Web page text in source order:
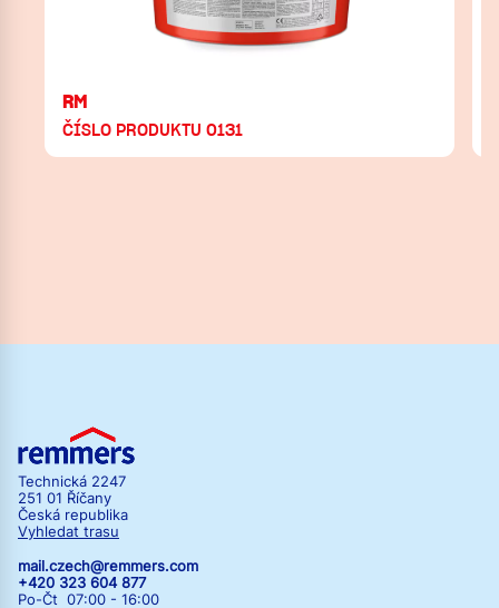
RM
ČÍSLO PRODUKTU 0131
Technická 2247
251 01 Říčany
Česká republika
Vyhledat trasu
mail.czech@remmers.com
+420 323 604 877
Po-Čt 07:00 - 16:00